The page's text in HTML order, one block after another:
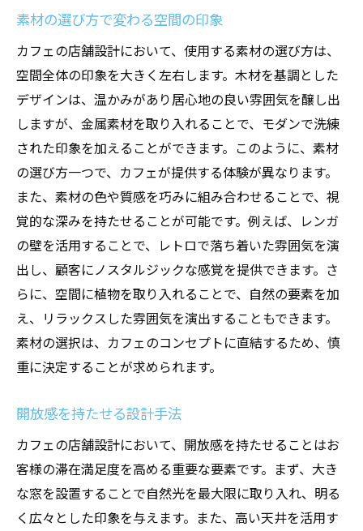
素材の選び方で変わる空間の印象
カフェの店舗設計において、使用する素材の選び方は、
空間全体の印象を大きく左右します。木材を基調とした
デザインは、温かみがあり居心地の良い雰囲気を醸し出
しますが、金属素材を取り入れることで、モダンで洗練
された印象を加えることができます。このように、素材
の選び方一つで、カフェが提供する体験が異なります。
また、素材の色や質感を巧みに組み合わせることで、視
覚的な深みを持たせることが可能です。例えば、レンガ
の壁を活用することで、レトロで落ち着いた雰囲気を演
出し、顧客にノスタルジックな感覚を提供できます。さ
らに、空間に植物を取り入れることで、自然の要素を加
え、リラックスした雰囲気を演出することもできます。
素材の選択は、カフェのコンセプトに直結するため、慎
重に決定することが求められます。
開放感を持たせる設計手法
カフェの店舗設計において、開放感を持たせることはお
客様の滞在満足度を高める重要な要素です。まず、大き
な窓を設置することで自然光を最大限に取り入れ、明る
く広々とした印象を与えます。また、高い天井を活用す